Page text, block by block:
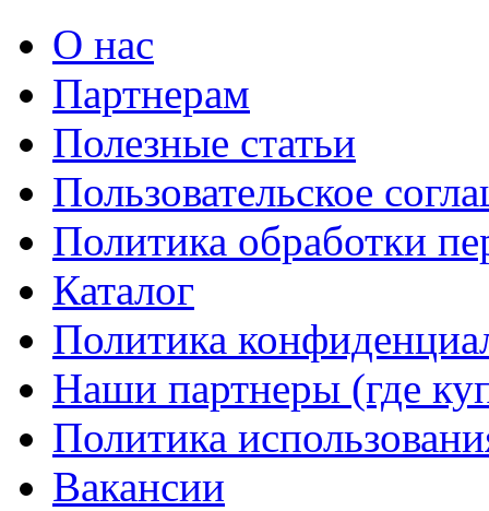
О нас
Партнерам
Полезные статьи
Пользовательское
Политика обработки
Каталог
Политика
Наши партнеры (где
Политика
Вакансии